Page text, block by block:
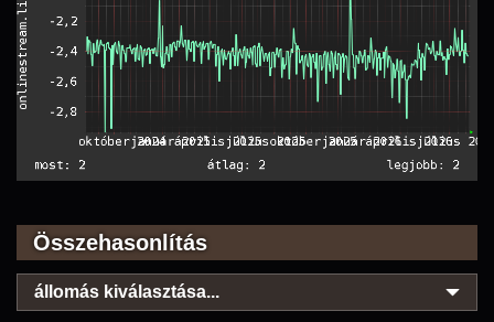
Összehasonlítás
állomás kiválasztása...